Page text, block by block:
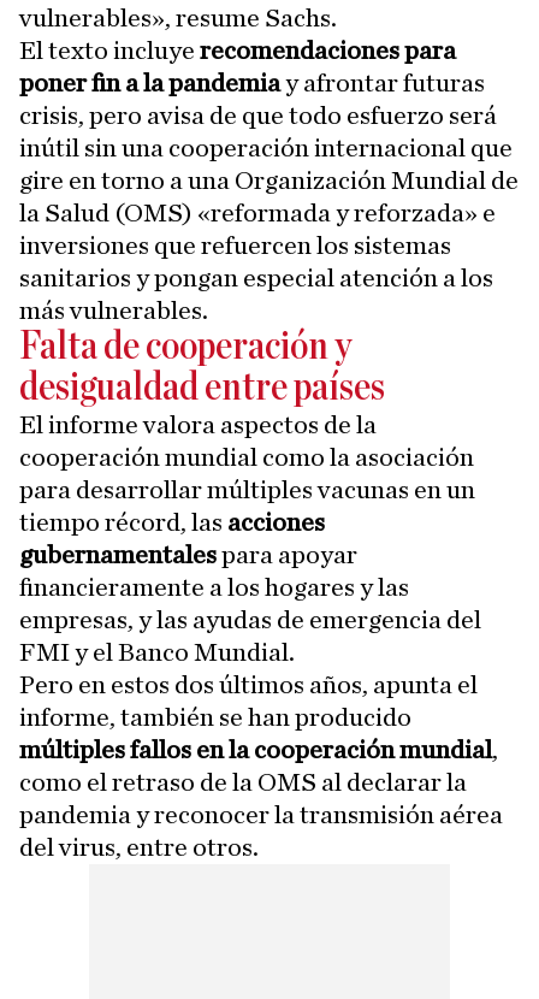
vulnerables», resume Sachs.
El texto incluye recomendaciones para
poner fin a la pandemiay afrontar futuras
crisis, pero avisa de que todo esfuerzo será
inútil sin una cooperación internacional que
gire en torno a una Organización Mundial de
la Salud (OMS) «reformada y reforzada» e
inversiones que refuercen los sistemas
sanitarios y pongan especial atención a los
más vulnerables.
Falta de cooperación y
desigualdad entre países
El informe valora aspectos de la
cooperación mundial como la asociación
para desarrollar múltiples vacunas en un
tiempo récord, las acciones
gubernamentalespara apoyar
financieramente a los hogares y las
empresas, y las ayudas de emergencia del
FMI y el Banco Mundial.
Pero en estos dos últimos años, apunta el
informe, también se han producido
múltiples fallos en la cooperación mundial,
como el retraso de la OMS al declarar la
pandemia y reconocer la transmisión aérea
del virus, entre otros.